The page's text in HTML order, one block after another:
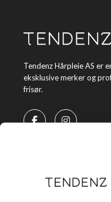
Tendenz Hårpleie AS er
eksklusive merker og
frisør.